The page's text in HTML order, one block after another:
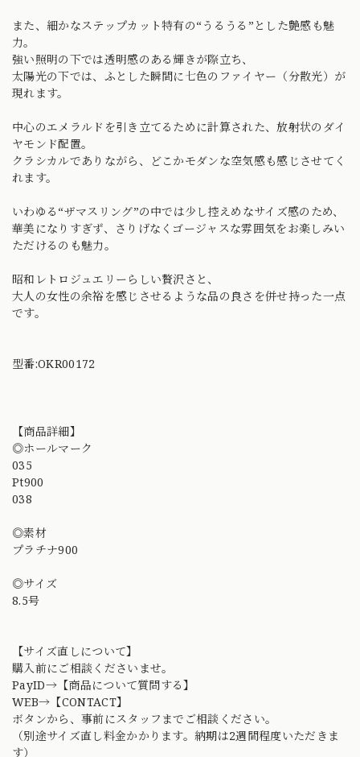
また、細かなステップカット特有の“うるうる”とした艶感も魅
力。
強い照明の下では透明感のある輝きが際立ち、
太陽光の下では、ふとした瞬間に七色のファイヤー（分散光）が
現れます。
中心のエメラルドを引き立てるために計算された、放射状のダイ
ヤモンド配置。
クラシカルでありながら、どこかモダンな空気感も感じさせてく
れます。
いわゆる“ザマスリング”の中では少し控えめなサイズ感のため、
華美になりすぎず、さりげなくゴージャスな雰囲気をお楽しみい
ただけるのも魅力。
昭和レトロジュエリーらしい贅沢さと、
大人の女性の余裕を感じさせるような品の良さを併せ持った一点
です。
型番:OKR00172
【商品詳細】
◎ホールマーク
035
Pt900
038
◎素材
プラチナ900
◎サイズ
8.5号
【サイズ直しについて】
購入前にご相談くださいませ。
PayID→【商品について質問する】
WEB→【CONTACT】
ボタンから、事前にスタッフまでご相談ください。
（別途サイズ直し料金かかります。納期は2週間程度いただきま
す）